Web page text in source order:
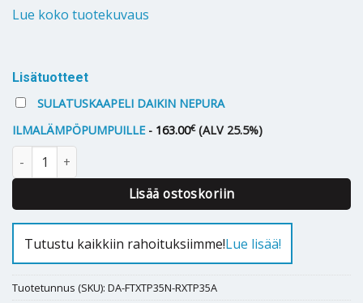
Lue koko tuotekuvaus
Lisätuotteet
SULATUSKAAPELI DAIKIN NEPURA
ILMALÄMPÖPUMPUILLE- 163.00€ (ALV 25.5%)
Ilmalämpöpumppu Daikin Comfora N 35 määrä
Lisää ostoskoriin
Tutustu kaikkiin rahoituksiimme!Lue lisää!
Tuotetunnus (SKU): DA-FTXTP35N-RXTP35A